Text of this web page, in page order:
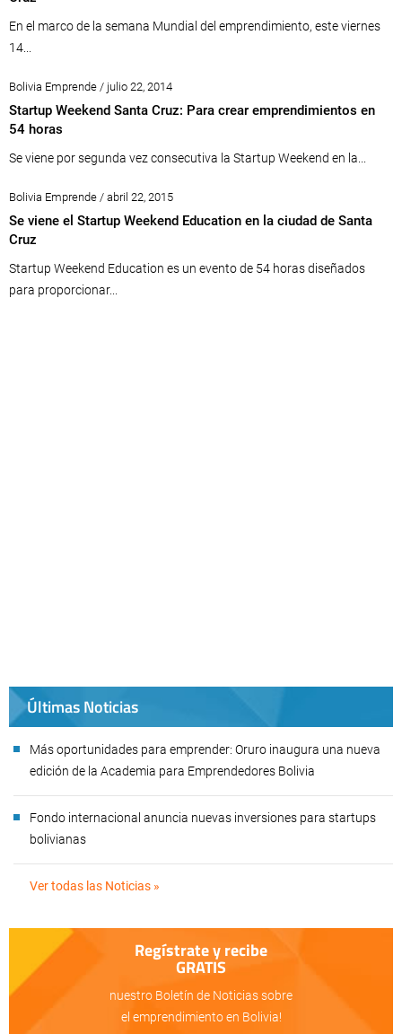
En el marco de la semana Mundial del emprendimiento, este viernes
14...
Bolivia Emprende / julio 22, 2014
Startup Weekend Santa Cruz: Para crear emprendimientos en
54 horas
Se viene por segunda vez consecutiva la Startup Weekend en la...
Bolivia Emprende / abril 22, 2015
Se viene el Startup Weekend Education en la ciudad de Santa
Cruz
Startup Weekend Education es un evento de 54 horas diseñados
para proporcionar...
Últimas Noticias
Más oportunidades para emprender: Oruro inaugura una nueva
edición de la Academia para Emprendedores Bolivia
Fondo internacional anuncia nuevas inversiones para startups
bolivianas
Ver todas las Noticias »
Regístrate y recibe
GRATIS
nuestro Boletín de Noticias sobre
el emprendimiento en Bolivia!